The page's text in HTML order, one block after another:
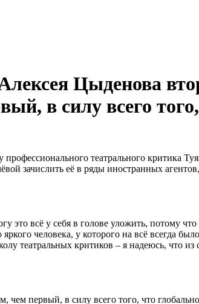
Цыденова
в силу всего
профессионального театрального критика
зачислить её в ряды иностранных
всё у себя в голове уложить, потому что
человека, у которого на всё всегда
театральных критиков – я надеюсь, что
первый, в силу всего того, что